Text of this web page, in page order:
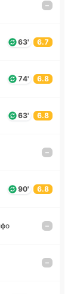
–
63' 6.7
74' 6.8
63' 6.8
–
90' 6.8
–
–